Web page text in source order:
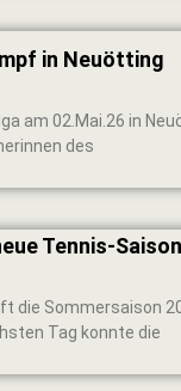
in Neuötting
am 02.Mai.26 in
des
Tennis-Saison
die Sommersaison
Tag konnte die